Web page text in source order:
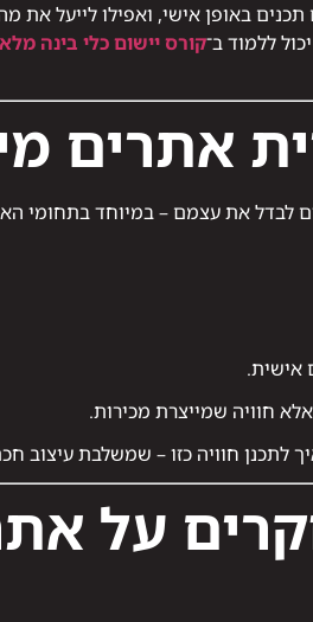
באופן אישי, ואפילו לייעל את
ללמוד ב־קורס יישום כלי בינה
אתרים
את עצמם – במיוחד בתחומי
אישית.
חוויה שמייצרת מכירות.
לתכנן חוויה כזו – שמשלבת עיצוב
על